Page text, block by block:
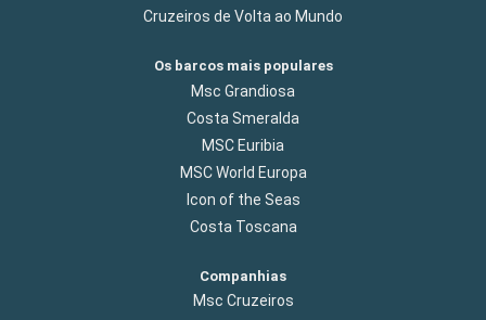
Cruzeiros de Volta ao Mundo
Os barcos mais populares
Msc Grandiosa
Costa Smeralda
MSC Euribia
MSC World Europa
Icon of the Seas
Costa Toscana
Companhias
Msc Cruzeiros